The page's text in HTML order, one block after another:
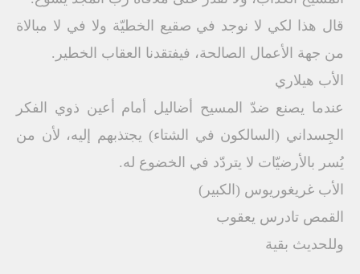
قال هذا لكي لا نوجد في صقيع الخطيّة ولا في لا مبالاة
من جهة الأعمال الصالحة، فيفتقدنا العقاب الخطير.
الأب هيلاري
عندما يصنع ضدّ المسيح أضاليل أمام أعين ذوي الفكر
الجِسداني (السالكون في الشتاء) يجتذبهم إليه، لأن من
يُسر بالأرضيّات لا يتردّد في الخضوع له.
الأب غريغوريوس (الكبير)
القمص تادرس يعقوب
وللحديث بقية